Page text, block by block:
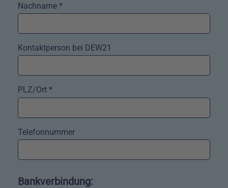
Nachname *
Kontaktperson bei DEW21
PLZ/Ort *
Telefonnummer
‎Bankverbindung: